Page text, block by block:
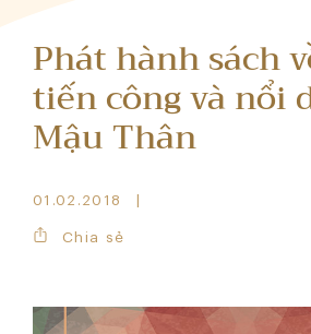
Phát hành sách
tiến công và nổi
Mậu Thân
01.02.2018
Chia sẻ